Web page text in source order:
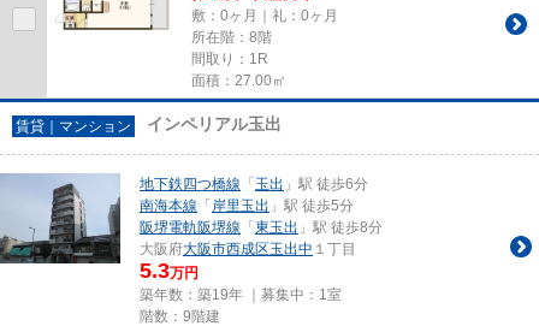
敷：0ヶ月｜礼：0ヶ月
所在階：8階
間取り：1R
面積：27.00㎡
賃貸｜マンション インペリアル玉出
地下鉄四つ橋線 「 玉出 」駅 徒歩6分
南海本線 「 岸里玉出 」駅 徒歩5分
阪堺電軌阪堺線 「 東玉出 」駅 徒歩8分
大阪府大阪市西成区玉出中 １丁目
5.3万円
築年数：築19年 ｜募集中： 1室
階数：9階建